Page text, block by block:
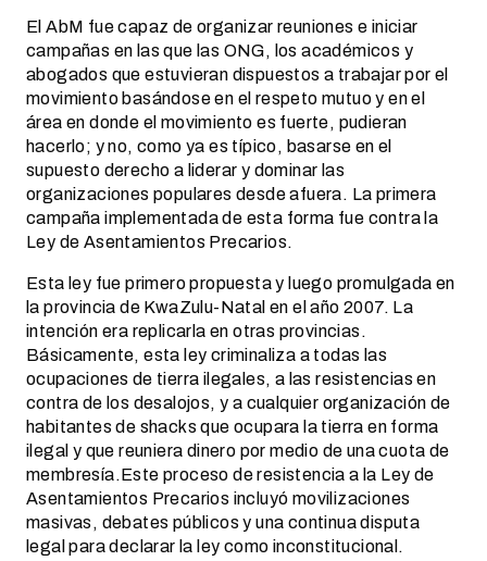
El AbM fue capaz de organizar reuniones e iniciar
campañas en las que las ONG, los académicos y
abogados que estuvieran dispuestos a trabajar por el
movimiento basándose en el respeto mutuo y en el
área en donde el movimiento es fuerte, pudieran
hacerlo; y no, como ya es típico, basarse en el
supuesto derecho a liderar y dominar las
organizaciones populares desde afuera. La primera
campaña implementada de esta forma fue contra la
Ley de Asentamientos Precarios.
Esta ley fue primero propuesta y luego promulgada en
la provincia de KwaZulu-Natal en el año 2007. La
intención era replicarla en otras provincias.
Básicamente, esta ley criminaliza a todas las
ocupaciones de tierra ilegales, a las resistencias en
contra de los desalojos, y a cualquier organización de
habitantes de shacks que ocupara la tierra en forma
ilegal y que reuniera dinero por medio de una cuota de
membresía.Este proceso de resistencia a la Ley de
Asentamientos Precarios incluyó movilizaciones
masivas, debates públicos y una continua disputa
legal para declarar la ley como inconstitucional.